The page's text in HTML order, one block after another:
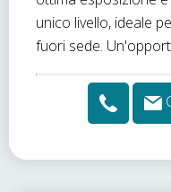
unico livello, ideale
fuori sede.